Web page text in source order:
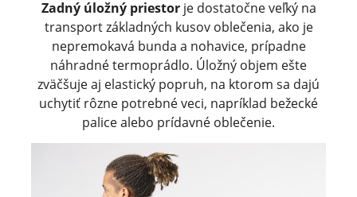
Zadný úložný priestorje dostatočne veľký na
transport základných kusov oblečenia, ako je
nepremokavá bunda a nohavice, prípadne
náhradné termoprádlo. Úložný objem ešte
zväčšuje aj elastický popruh, na ktorom sa dajú
uchytiť rôzne potrebné veci, napríklad bežecké
palice alebo prídavné oblečenie.